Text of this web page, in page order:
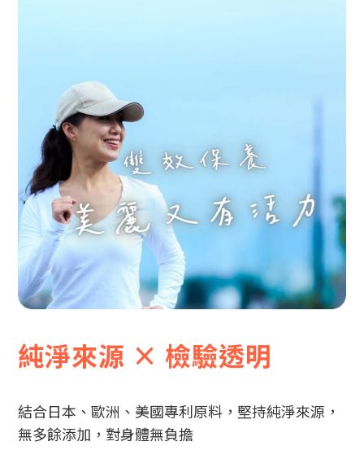
純淨來源 × 檢驗透明
結合日本、歐洲、美國專利原料，堅持純淨來源，
無多餘添加，對身體無負擔